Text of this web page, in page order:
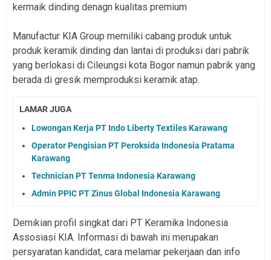
kermaik dinding denagn kualitas premium
Manufactur KIA Group memiliki cabang produk untuk
produk keramik dinding dan lantai di produksi dari pabrik
yang berlokasi di Cileungsi kota Bogor namun pabrik yang
berada di gresik memproduksi keramik atap.
LAMAR JUGA
Lowongan Kerja PT Indo Liberty Textiles Karawang
Operator Pengisian PT Peroksida Indonesia Pratama
Karawang
Technician PT Tenma Indonesia Karawang
Admin PPIC PT Zinus Global Indonesia Karawang
Demikian profil singkat dari PT Keramika Indonesia
Assosiasi KIA. Informasi di bawah ini merupakan
persyaratan kandidat, cara melamar pekerjaan dan info